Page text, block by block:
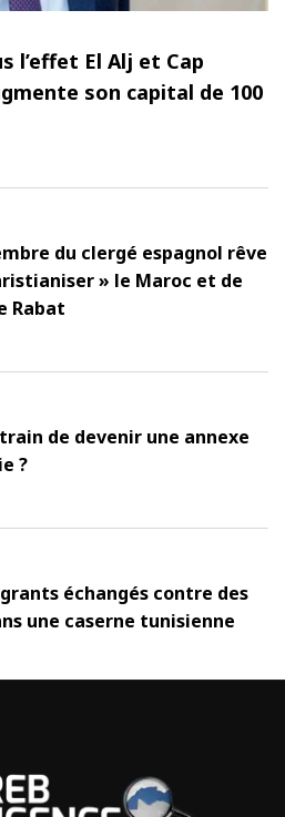
l’effet El Alj et Cap
son capital de 100
du clergé espagnol rêve
» le Maroc et de
Rabat
de devenir une annexe
?
échangés contre des
une caserne tunisienne